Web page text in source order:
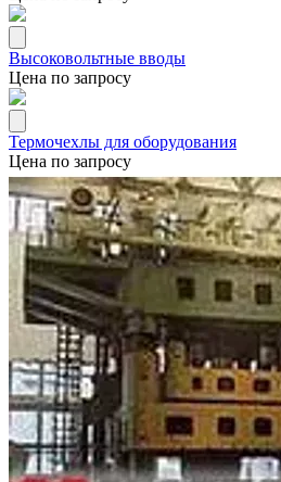
Высоковольтные вводы
Цена по запросу
Термочехлы для оборудования
Цена по запросу